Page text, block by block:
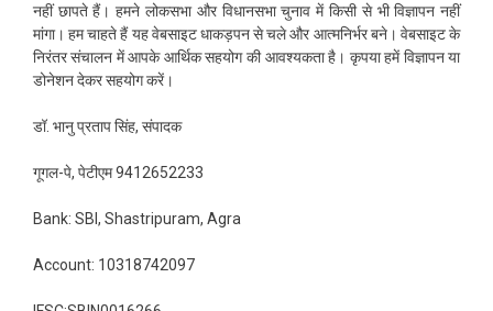
नहीं छापते हैं। हमने लोकसभा और विधानसभा चुनाव में किसी से भी विज्ञापन नहीं
मांगा। हम चाहते हैं यह वेबसाइट धाकड़पन से चले और आत्मनिर्भर बने। वेबसाइट के
निरंतर संचालन में आपके आर्थिक सहयोग की आवश्यकता है। कृपया हमें विज्ञापन या
डोनेशन देकर सहयोग करें।
डॉ. भानु प्रताप सिंह, संपादक
गूगल-पे, पेटीएम 9412652233
Bank: SBI, Shastripuram, Agra
Account: 10318742097